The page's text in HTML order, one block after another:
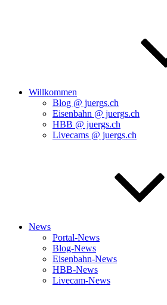
Willkommen
Blog @ juergs.ch
Eisenbahn @ juergs.ch
HBB @ juergs.ch
Livecams @ juergs.ch
News
Portal-News
Blog-News
Eisenbahn-News
HBB-News
Livecam-News